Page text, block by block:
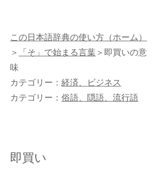
この日本語辞典の使い方（ホーム）
＞「そ」で始まる言葉＞即買いの意
味
カテゴリー： 経済、ビジネス
カテゴリー： 俗語、隠語、流行語
即買い